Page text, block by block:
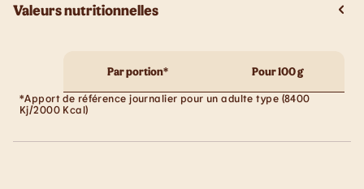
Valeurs nutritionnelles
Par portion* Pour 100 g
*Apport de référence journalier pour un adulte type (8400
Kj/2000 Kcal)